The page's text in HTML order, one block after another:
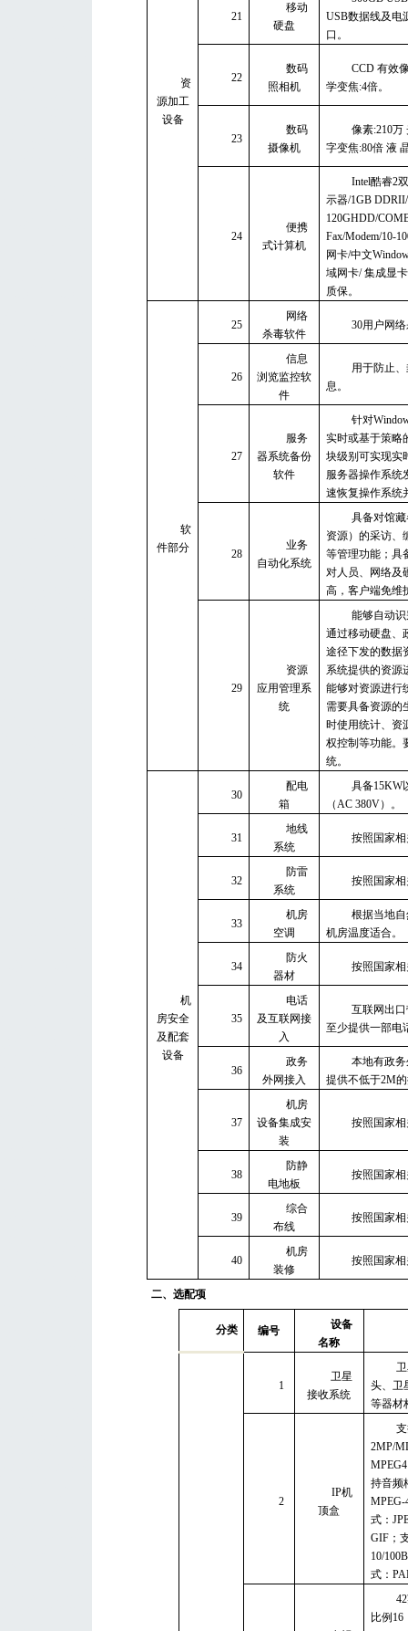
资
源加工
设备
21
移动
硬盘
USB数据线及电
口。
22
数码
照相机
CCD 有效
学变焦:4倍。
23
数码
摄像机
像素:210万
字变焦:80倍 液
24
便携
式计算机
Intel酷睿2
示器/1GB DDRII/
120GHDD/
Fax/Modem/10-
网卡/中文
域网卡/ 集成显
质保。
软
件部分
25
网络
杀毒软件
30用户网
26
信息
浏览监控软
件
用于防止
息。
27
服务
器系统备份
软件
针对
实时或基于策略
块级别可实现实
服务器操作系统
速恢复操作系统
28
业务
自动化系统
具备对馆
资源）的采访、
等管理功能；具
对人员、网络及
高，客户端免维
29
资源
应用管理系
统
能够自动
通过移动硬盘、
途径下发的数据
系统提供的资源
能够对资源进行
需要具备资源的
时使用统计、资
权控制等功能。
统。
机
房安全
及配套
设备
30
配电
箱
具备15KW
（AC 380V）。
31
地线
系统
按照国家
32
防雷
系统
按照国家
33
机房
空调
根据当地
机房温度适合。
34
防火
器材
按照国家
35
电话
及互联网接
入
互联网出
至少提供一部电
36
政务
外网接入
本地有政
提供不低于2M
37
机房
设备集成安
装
按照国家
38
防静
电地板
按照国家
39
综合
布线
按照国家
40
机房
装修
按照国家
二、选配项
分类 编号
设备
名称
1
卫星
接收系统
头、卫
等器材
2
IP机
顶盒
2MP/
持音频
MPEG-
式：
GIF；
10/
式：
42
比例16